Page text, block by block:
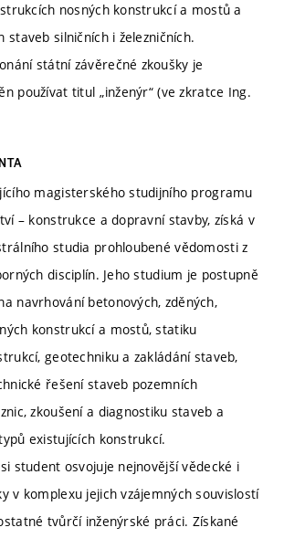
nosných konstrukcí a mostů a
staveb silničních i železničních.
státní závěrečné zkoušky je
používat titul „inženýr“ (ve zkratce Ing.
magisterského studijního programu
– konstrukce a dopravní stavby, získá v
studia prohloubené vědomosti z
disciplín. Jeho studium je postupně
navrhování betonových, zděných,
konstrukcí a mostů, statiku
geotechniku a zakládání staveb,
řešení staveb pozemních
zkoušení a diagnostiku staveb a
existujících konstrukcí.
student osvojuje nejnovější vědecké i
v komplexu jejich vzájemných souvislostí
tvůrčí inženýrské práci. Získané